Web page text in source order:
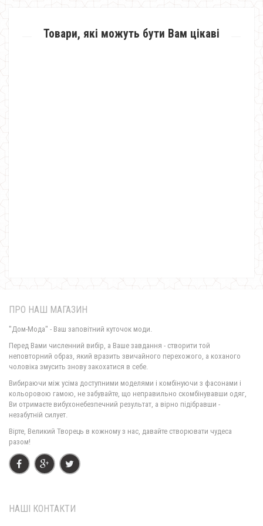
Товари, які можуть бути Вам цікаві
770.00грн.
ПРО НАШ МАГАЗИН
"Дом-Мода" - Ваш заповітний куточок моди.
Перед Вами численний вибір, а Ваше завдання - створити той
неповторний образ, який вразить звичайного перехожого, а коханого
чоловіка змусить знову закохатися в себе.
Вибираючи між усіма доступними моделями і комбінуючи з фасонами і
кольоровою гамою, не забувайте, що неправильно скомбінувавши одяг,
Ви отримаєте вибухонебезпечний результат, а вірно підібравши -
незабутній силует.
Вірте, Великий Творець в кожному з нас, давайте створювати чудеса
разом!
НАШІ КОНТАКТИ